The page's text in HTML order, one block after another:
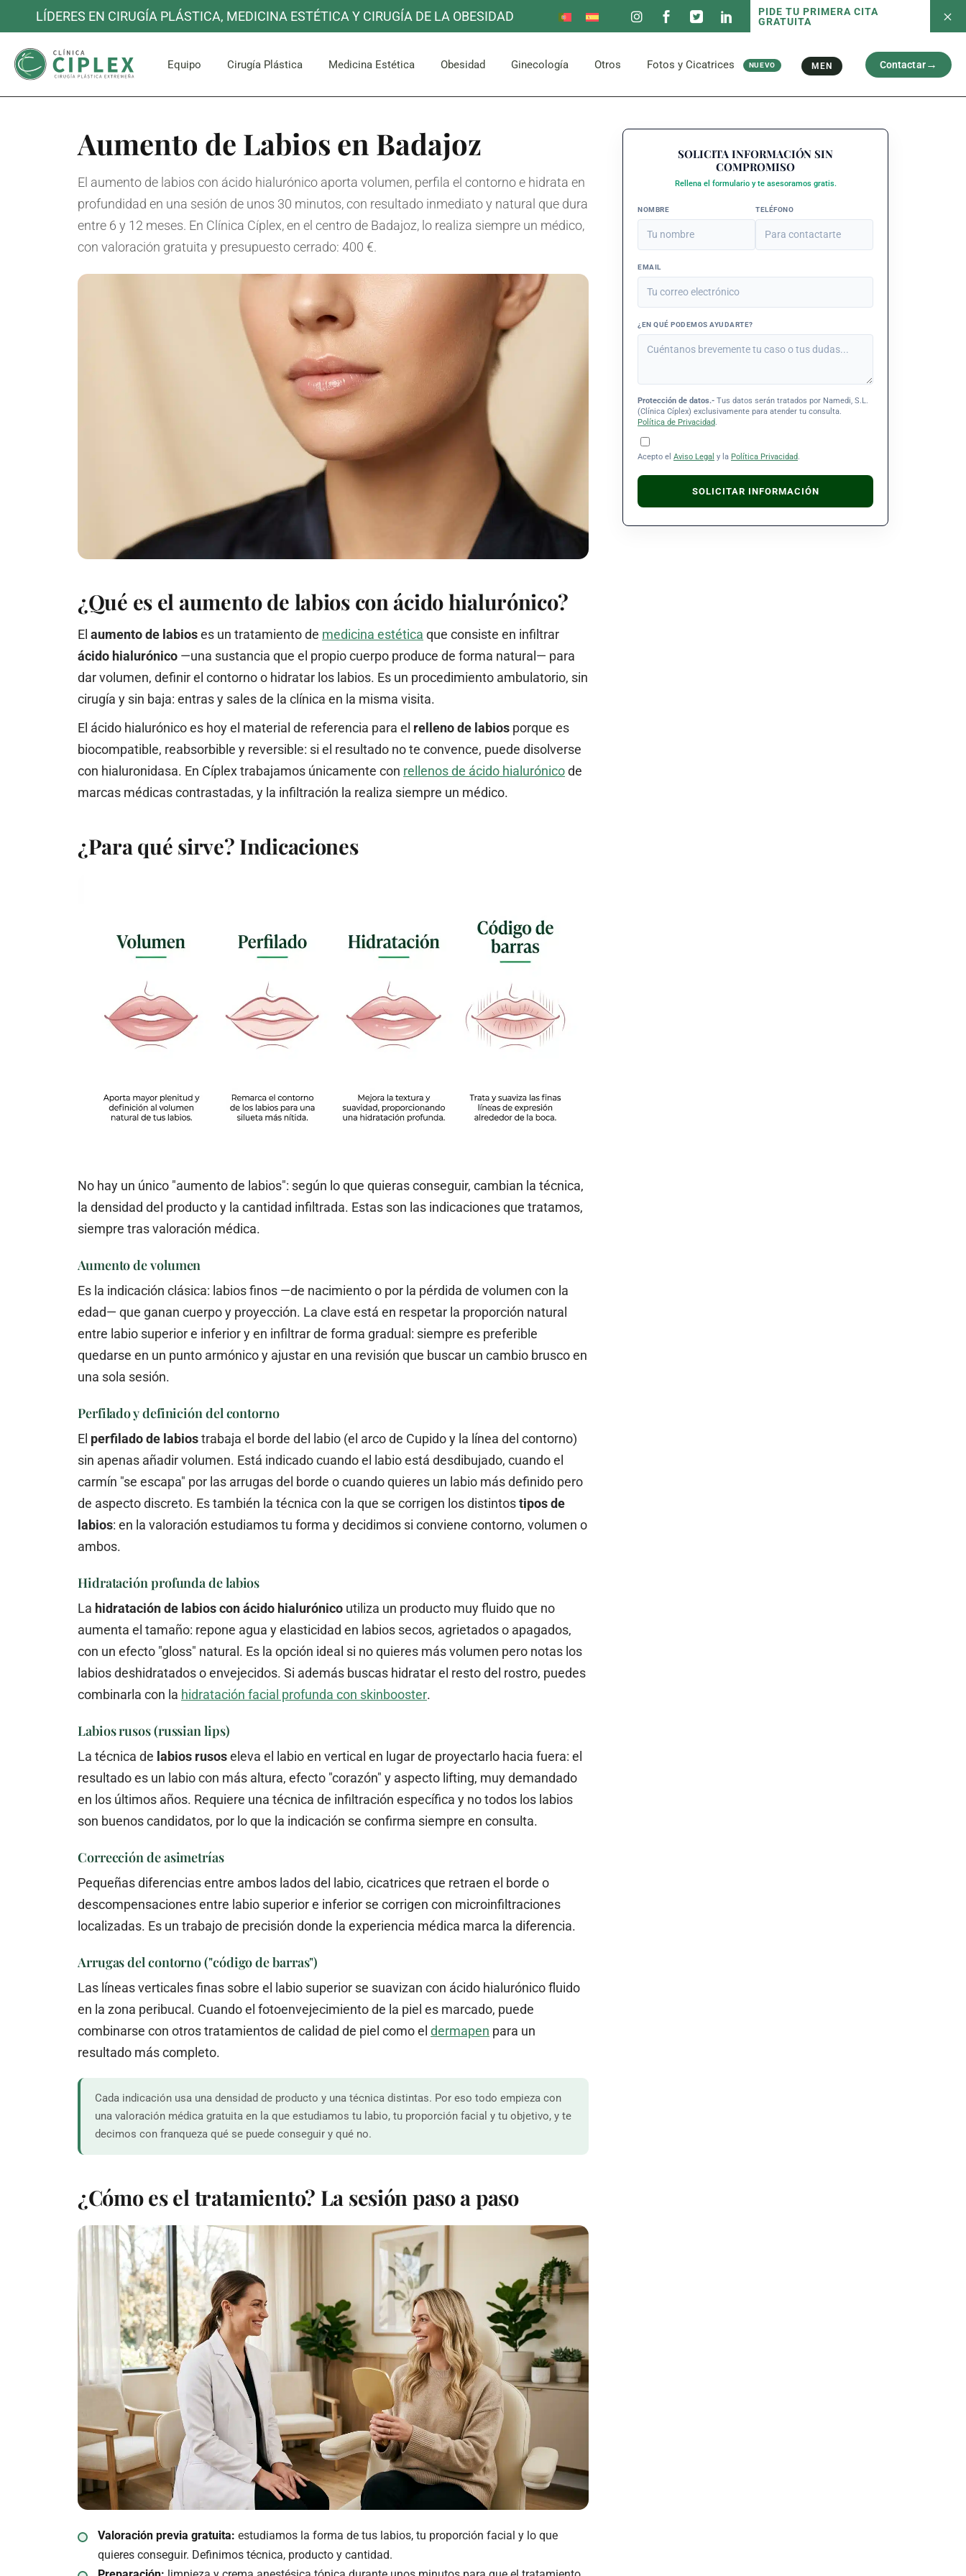
LÍDERES EN CIRUGÍA PLÁSTICA, MEDICINA ESTÉTICA Y CIRUGÍA DE LA OBESIDAD
PIDE TU PRIMERA CITA
GRATUITA
Equipo Cirugía Plástica
Cara y Cuello
Abdomen y Glúteos
Brazos y Piernas
Medicina Estética
Facial
Corporal
Capilar
Obesidad
Bypass Gástrico
Ginecología Otros
Otros servicios
Fotos y Cicatrices NUEVO
Fotos antes/después
MEN
Cara
Contactar
Mama
Brazos y Piernas
Reducción de Estómago
Bypass Gástrico
Otros serviciosFotos antes/después
Aumento de Labios en Badajoz
El aumento de labios con ácido hialurónico aporta volumen, perfila el contorno e hidrata en
profundidad en una sesión de unos 30 minutos, con resultado inmediato y natural que dura
entre 6 y 12 meses. En Clínica Cíplex, en el centro de Badajoz, lo realiza siempre un médico,
con valoración gratuita y presupuesto cerrado: 400 €.
¿Qué es el aumento de labios con ácido hialurónico?
El aumento de labioses un tratamiento de medicina estética que consiste en infiltrar
ácido hialurónico —una sustancia que el propio cuerpo produce de forma natural— para
dar volumen, definir el contorno o hidratar los labios. Es un procedimiento ambulatorio, sin
cirugía y sin baja: entras y sales de la clínica en la misma visita.
El ácido hialurónico es hoy el material de referencia para el relleno de labios porque es
biocompatible, reabsorbible y reversible: si el resultado no te convence, puede disolverse
con hialuronidasa. En Cíplex trabajamos únicamente con rellenos de ácido hialurónicode
marcas médicas contrastadas, y la infiltración la realiza siempre un médico.
¿Para qué sirve? Indicaciones
No hay un único "aumento de labios": según lo que quieras conseguir, cambian la técnica,
la densidad del producto y la cantidad infiltrada. Estas son las indicaciones que tratamos,
siempre tras valoración médica.
Aumento de volumen
Es la indicación clásica: labios finos —de nacimiento o por la pérdida de volumen con la
edad— que ganan cuerpo y proyección. La clave está en respetar la proporción natural
entre labio superior e inferior y en infiltrar de forma gradual: siempre es preferible
quedarse en un punto armónico y ajustar en una revisión que buscar un cambio brusco en
una sola sesión.
Perfilado y definición del contorno
El perfilado de labiostrabaja el borde del labio (el arco de Cupido y la línea del contorno)
sin apenas añadir volumen. Está indicado cuando el labio está desdibujado, cuando el
carmín "se escapa" por las arrugas del borde o cuando quieres un labio más definido pero
de aspecto discreto. Es también la técnica con la que se corrigen los distintostipos de
labios: en la valoración estudiamos tu forma y decidimos si conviene contorno, volumen o
ambos.
Hidratación profunda de labios
La hidratación de labios con ácido hialurónico utiliza un producto muy fluido que no
aumenta el tamaño: repone agua y elasticidad en labios secos, agrietados o apagados,
con un efecto "gloss" natural. Es la opción ideal si no quieres más volumen pero notas los
labios deshidratados o envejecidos. Si además buscas hidratar el resto del rostro, puedes
combinarla con la hidratación facial profunda con skinbooster.
Labios rusos (russian lips)
La técnica de labios rusoseleva el labio en vertical en lugar de proyectarlo hacia fuera: el
resultado es un labio con más altura, efecto "corazón" y aspecto lifting, muy demandado
en los últimos años. Requiere una técnica de infiltración específica y no todos los labios
son buenos candidatos, por lo que la indicación se confirma siempre en consulta.
Corrección de asimetrías
Pequeñas diferencias entre ambos lados del labio, cicatrices que retraen el borde o
descompensaciones entre labio superior e inferior se corrigen con microinfiltraciones
localizadas. Es un trabajo de precisión donde la experiencia médica marca la diferencia.
Arrugas del contorno ("código de barras")
Las líneas verticales finas sobre el labio superior se suavizan con ácido hialurónico fluido
en la zona peribucal. Cuando el fotoenvejecimiento de la piel es marcado, puede
combinarse con otros tratamientos de calidad de piel como el dermapen para un
resultado más completo.
Cada indicación usa una densidad de producto y una técnica distintas. Por eso todo empieza con
una valoración médica gratuita en la que estudiamos tu labio, tu proporción facial y tu objetivo, y te
decimos con franqueza qué se puede conseguir y qué no.
¿Cómo es el tratamiento? La sesión paso a paso
Valoración previa gratuita: estudiamos la forma de tus labios, tu proporción facial y lo que
quieres conseguir. Definimos técnica, producto y cantidad.
SOLICITA INFORMACIÓN SIN
COMPROMISO
Rellena el formulario y te asesoramos gratis.
NOMBRE TELÉFONO
EMAIL
¿EN QUÉ PODEMOS AYUDARTE?
Protección de datos.- Tus datos serán tratados por Namedi, S.L.
(Clínica Cíplex) exclusivamente para atender tu consulta.
Política de Privacidad.
Acepto el Aviso Legal y la Política Privacidad.
SOLICITAR INFORMACIÓN